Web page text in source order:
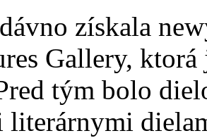
získala
Gallery,
tým bolo
literárnymi